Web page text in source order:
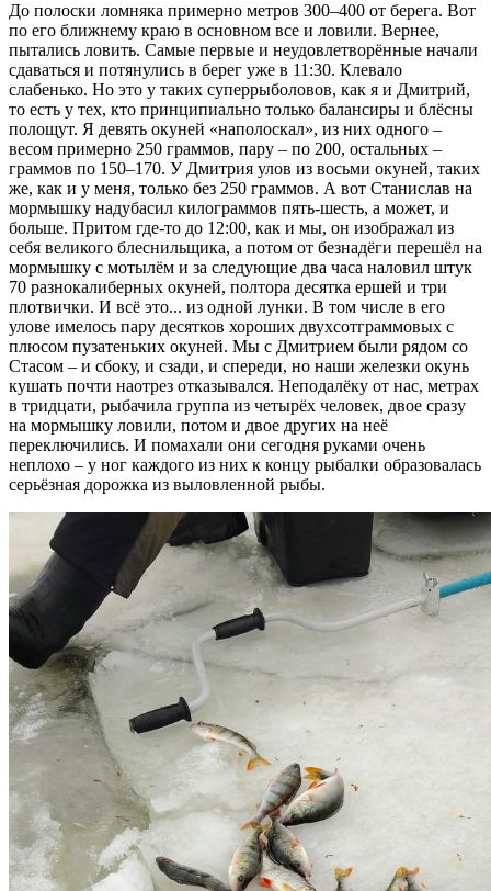
До полоски ломняка примерно метров 300–400 от берега. Вот
по его ближнему краю в основном все и ловили. Вернее,
пытались ловить. Самые первые и неудовлетворённые начали
сдаваться и потянулись в берег уже в 11:30. Клевало
слабенько. Но это у таких суперрыболовов, как я и Дмитрий,
то есть у тех, кто принципиально только балансиры и блёсны
полощут. Я девять окуней «наполоскал», из них одного –
весом примерно 250 граммов, пару – по 200, остальных –
граммов по 150–170. У Дмитрия улов из восьми окуней, таких
же, как и у меня, только без 250 граммов. А вот Станислав на
мормышку надубасил килограммов пять-шесть, а может, и
больше. Притом где-то до 12:00, как и мы, он изображал из
себя великого блеснильщика, а потом от безнадёги перешёл на
мормышку с мотылëм и за следующие два часа наловил штук
70 разнокалиберных окуней, полтора десятка ершей и три
плотвички. И всё это... из одной лунки. В том числе в его
улове имелось пару десятков хороших двухсотграммовых с
плюсом пузатеньких окуней. Мы с Дмитрием были рядом со
Стасом – и сбоку, и сзади, и спереди, но наши железки окунь
кушать почти наотрез отказывался. Неподалёку от нас, метрах
в тридцати, рыбачила группа из четырёх человек, двое сразу
на мормышку ловили, потом и двое других на неё
переключились. И помахали они сегодня руками очень
неплохо – у ног каждого из них к концу рыбалки образовалась
серьёзная дорожка из выловленной рыбы.